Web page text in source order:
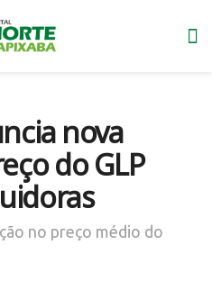
nova
do GLP
no preço médio do